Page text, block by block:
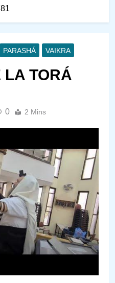
PARASHÁ VAIKRA
LA TORÁ
0 2 Mins